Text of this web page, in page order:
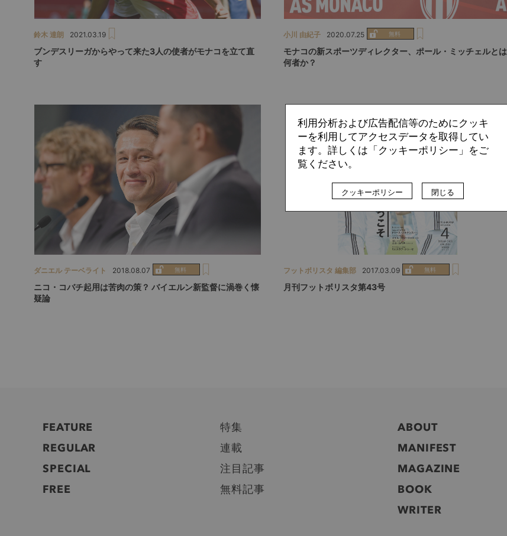
鈴木 達朗 2021.03.19
ブンデスリーガからやって来た3人の使者がモナコを立て直
す
小川 由紀子 2020.07.25
モナコの新スポーツディレクター、ポール・ミッチェルとは
何者か？
ダニエル テーベライト 2018.08.07
ニコ・コバチ起用は苦肉の策？ バイエルン新監督に渦巻く懐
疑論
フットボリスタ 編集部 2017.03.09
月刊フットボリスタ第43号
FEATURE
特集
REGULAR
連載
SPECIAL
注目記事
FREE
無料記事
ABOUT
MANIFEST
MAGAZINE
BOOK
WRITER
利用分析および広告配信等のためにクッキ
ーを利用してアクセスデータを取得してい
ます。詳しくは「クッキーポリシー」をご
覧ください。
クッキーポリシー 閉じる